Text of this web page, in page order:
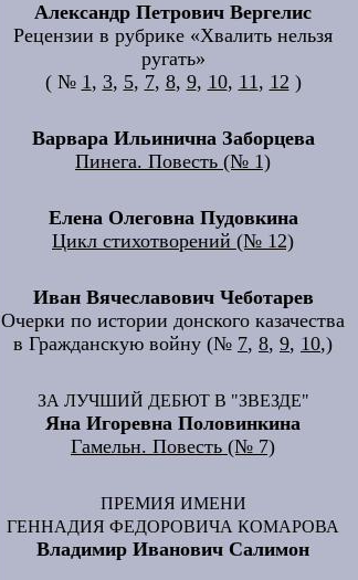
Александр Петрович Вергелис
Рецензии в рубрике «Хвалить нельзя
ругать»
( № 1, 3, 5, 7, 8, 9, 10, 11, 12 )
Варвара Ильинична Заборцева
Пинега. Повесть (№ 1)
Елена Олеговна Пудовкина
Цикл стихотворений (№ 12)
Иван Вячеславович Чеботарев
Очерки по истории донского казачества
в Гражданскую войну (№ 7, 8, 9, 10,)
ЗА ЛУЧШИЙ ДЕБЮТ В "ЗВЕЗДЕ"
Яна Игоревна Половинкина
Гамельн. Повесть (№ 7)
ПРЕМИЯ ИМЕНИ
ГЕННАДИЯ ФЕДОРОВИЧА КОМАРОВА
Владимир Иванович Салимон